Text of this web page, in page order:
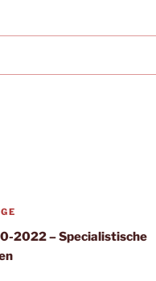
2022 – Specialistische